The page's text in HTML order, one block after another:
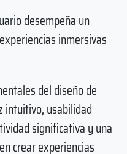
desempeña un
inmersivas
del diseño de
intuitivo, usabilidad
significativa y una
crear experiencias